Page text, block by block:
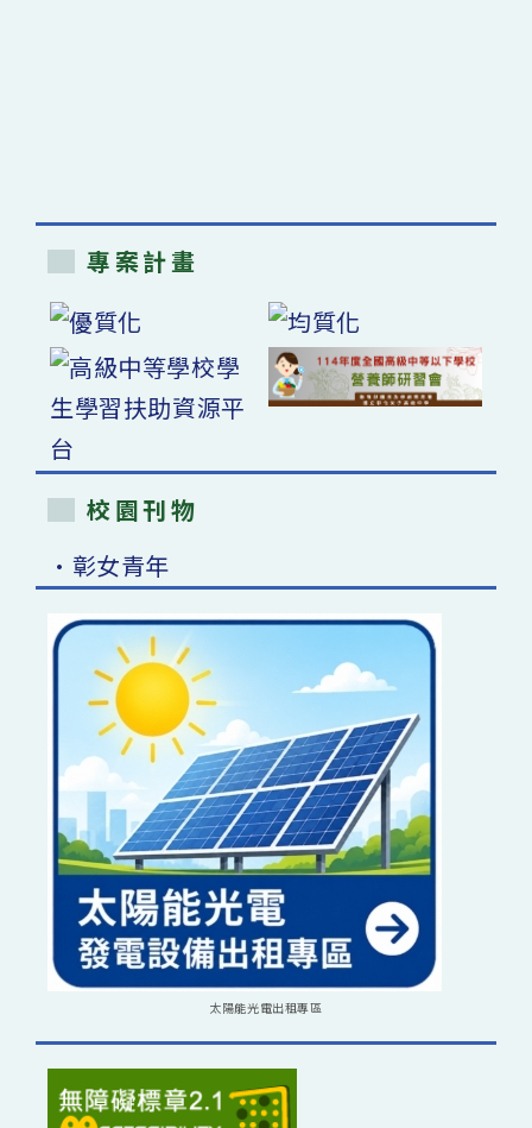
專案計畫
校園刊物
•彰女青年
太陽能光電出租專區